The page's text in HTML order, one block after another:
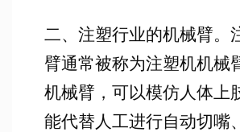
二、注塑行业的机械臂。
臂通常被称为注塑机机械
机械臂，可以模仿人体上
能代替人工进行自动切嘴